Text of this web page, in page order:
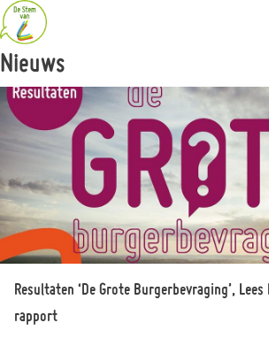
Nieuws
Resultaten ‘De Grote Burgerbevraging’,
rapport